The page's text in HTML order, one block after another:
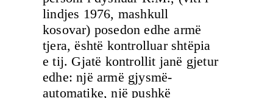
lindjes 1976, mashkull
kosovar) posedon edhe armë
tjera, është kontrolluar shtëpia
e tij. Gjatë kontrollit janë gjetur
edhe: një armë gjysmë-
automatike, një pushkë